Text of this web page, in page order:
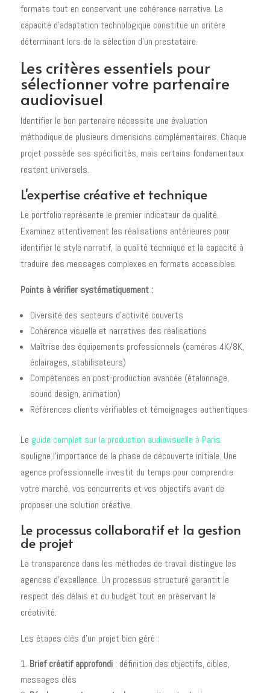
formats tout en conservant une cohérence narrative. La
capacité d'adaptation technologique constitue un critère
déterminant lors de la sélection d'un prestataire.
Les critères essentiels pour
sélectionner votre partenaire
audiovisuel
Identifier le bon partenaire nécessite une évaluation
méthodique de plusieurs dimensions complémentaires. Chaque
projet possède ses spécificités, mais certains fondamentaux
restent universels.
L'expertise créative et technique
Le portfolio représente le premier indicateur de qualité.
Examinez attentivement les réalisations antérieures pour
identifier le style narratif, la qualité technique et la capacité à
traduire des messages complexes en formats accessibles.
Points à vérifier systématiquement :
Diversité des secteurs d'activité couverts
Cohérence visuelle et narratives des réalisations
Maîtrise des équipements professionnels (caméras 4K/8K,
éclairages, stabilisateurs)
Compétences en post-production avancée (étalonnage,
sound design, animation)
Références clients vérifiables et témoignages authentiques
Le guide complet sur la production audiovisuelle à Paris
souligne l'importance de la phase de découverte initiale. Une
agence professionnelle investit du temps pour comprendre
votre marché, vos concurrents et vos objectifs avant de
proposer une solution créative.
Le processus collaboratif et la gestion
de projet
La transparence dans les méthodes de travail distingue les
agences d'excellence. Un processus structuré garantit le
respect des délais et du budget tout en préservant la
créativité.
Les étapes clés d'un projet bien géré :
Brief créatif approfondi: définition des objectifs, cibles,
messages clés